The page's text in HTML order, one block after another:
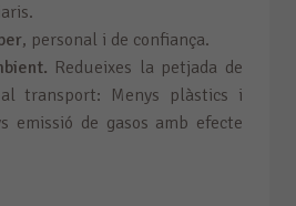
, personal i de confiança.
Redueixes la petjada de
al transport: Menys plàstics i
emissió de gasos amb efecte